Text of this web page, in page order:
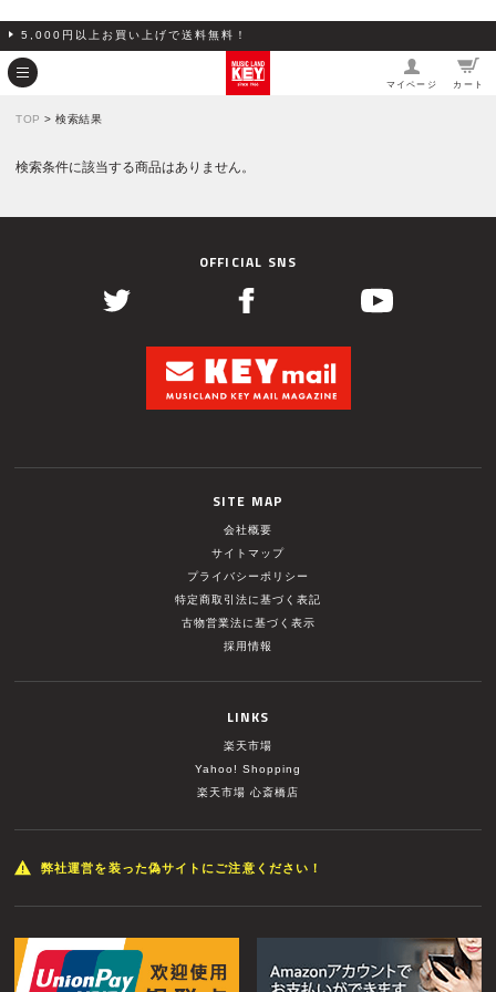
5,000円以上お買い上げで送料無料！
マイページ カート
TOP > 検索結果
検索条件に該当する商品はありません。
OFFICIAL SNS
SITE MAP
会社概要
サイトマップ
プライバシーポリシー
特定商取引法に基づく表記
古物営業法に基づく表示
採用情報
LINKS
楽天市場
Yahoo! Shopping
楽天市場 心斎橋店
弊社運営を装った偽サイトにご注意ください！